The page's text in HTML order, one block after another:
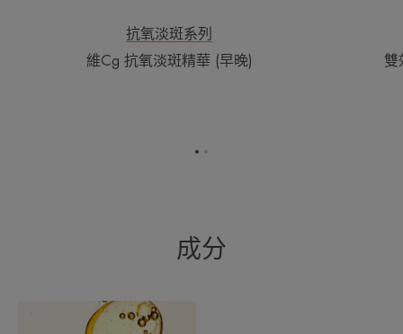
抗氧淡斑系列
維Cg 抗氧淡斑精華 (早晚)
雙
成分